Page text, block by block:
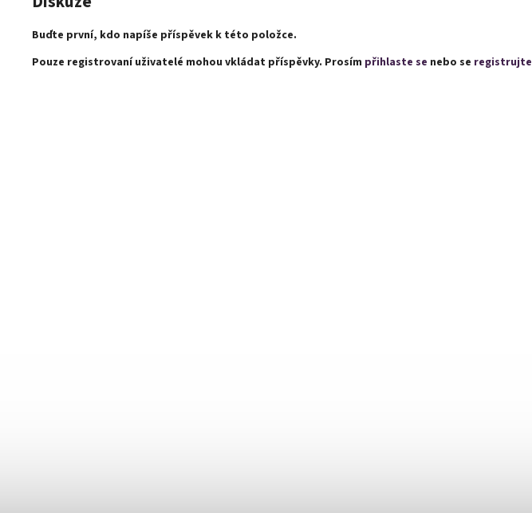
Buďte první, kdo napíše příspěvek k této položce.
Pouze registrovaní uživatelé mohou vkládat příspěvky. Prosím přihlaste se nebo se registrujte